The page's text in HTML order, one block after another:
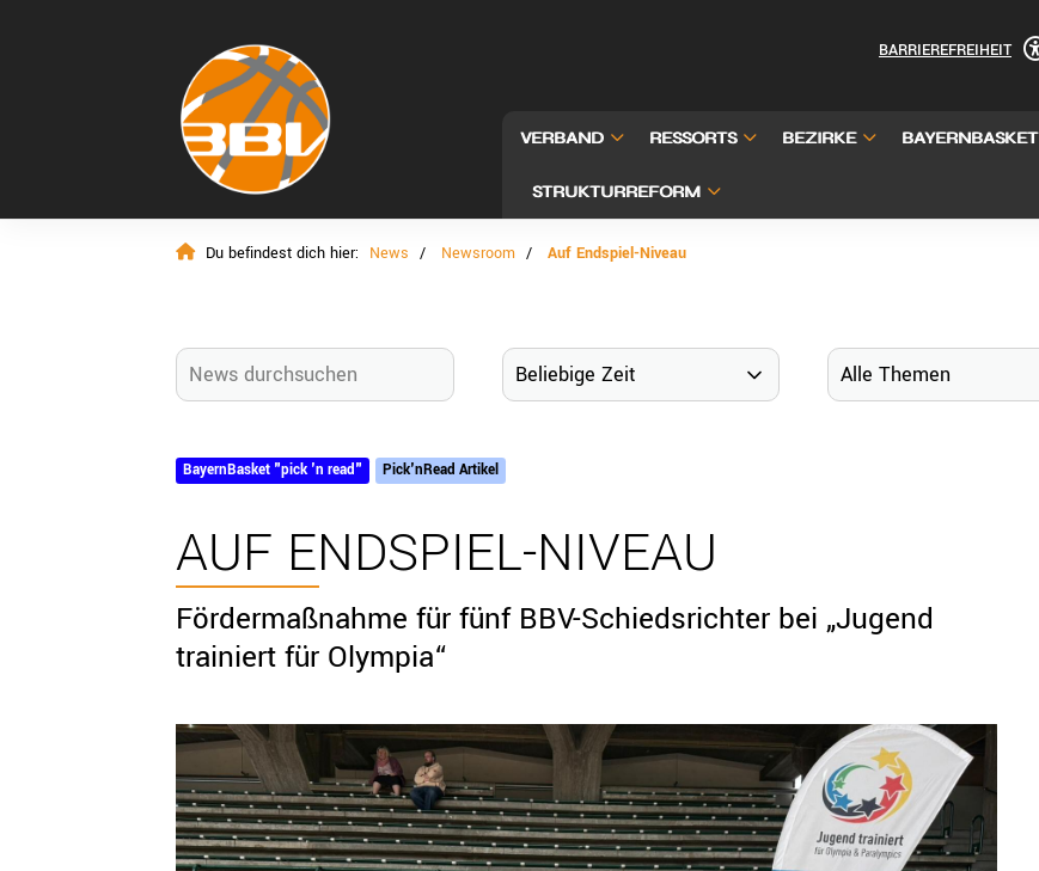
BARRIEREFREIHEIT
VERBAND RESSORTS BEZIRKE BAYERNBASKET
STRUKTURREFORM
Du befindest dich hier: News Newsroom Auf Endspiel-Niveau
BayernBasket "pick 'n read" Pick'nRead Artikel
AUF ENDSPIEL-NIVEAU
Fördermaßnahme für fünf BBV-Schiedsrichter bei „Jugend
trainiert für Olympia“